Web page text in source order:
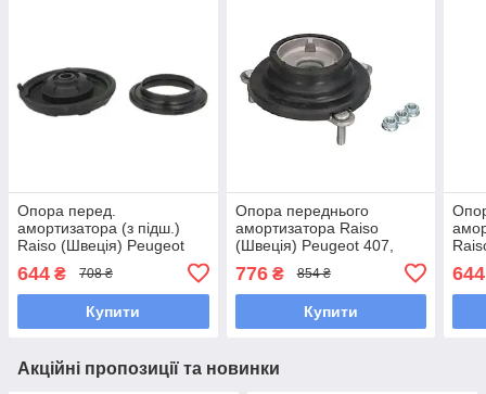
Опора перед.
амортизатора (з підш.)
Raiso (Швеція) Peugeot
3008 Van, Пежо 3008 Ван
09 - #RC01023 UAZYPET7
644 ₴ 708 ₴
Купити
Опора переднього
амортизатора Raiso
(Швеція) Peugeot 407,
Пежо 407 04 - #RC01929
UAWQUXV7
776₴ 854 ₴
Купити
644
Акційні пропозиції та новинки